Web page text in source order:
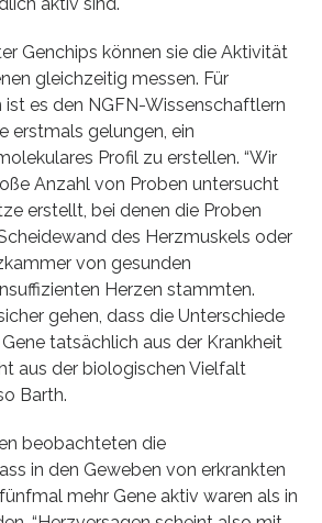
Genchips können sie die Aktivität
gleichzeitig messen. Für
es den NGFN-Wissenschaftlern
erstmals gelungen, ein
Profil zu erstellen. “Wir
Anzahl von Proben untersucht
erstellt, bei denen die Proben
des Herzmuskels oder
von gesunden
Herzen stammten.
gehen, dass die Unterschiede
tatsächlich aus der Krankheit
aus der biologischen Vielfalt
Barth.
beobachteten die
in den Geweben von erkrankten
mehr Gene aktiv waren als in